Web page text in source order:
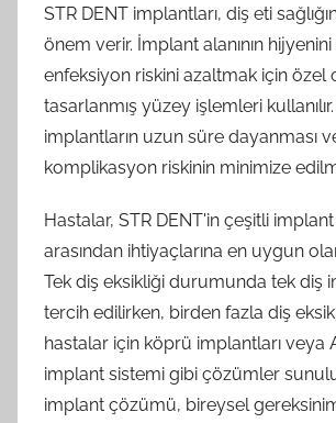
STR DENT implantları, diş eti
önem verir. İmplant alanının
enfeksiyon riskini azaltmak için özel
tasarlanmış yüzey işlemleri
implantların uzun süre dayanması
komplikasyon riskinin minimize
Hastalar, STR DENT'in çeşitli
arasından ihtiyaçlarına en uygun
Tek diş eksikliği durumunda tek diş
tercih edilirken, birden fazla diş
hastalar için köprü implantları veya
implant sistemi gibi çözümler
implant çözümü, bireysel